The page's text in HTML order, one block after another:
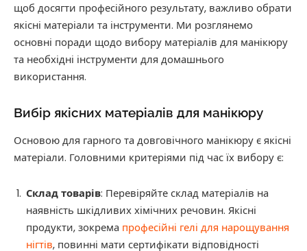
щоб досягти професійного результату, важливо обрати
якісні матеріали та інструменти. Ми розглянемо
основні поради щодо вибору матеріалів для манікюру
та необхідні інструменти для домашнього
використання.​
Вибір якісних матеріалів для манікюру
Основою для гарного та довговічного манікюру є якісні
матеріали. Головними критеріями під час їх вибору є:​
Склад товарів: Перевіряйте склад матеріалів на
наявність шкідливих хімічних речовин. Якісні
продукти, зокрема професійні гелі для нарощування
нігтів, повинні мати сертифікати відповідності